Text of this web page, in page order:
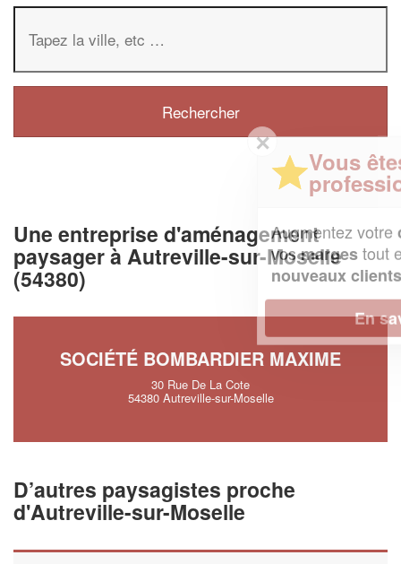
Une entreprise d'aménagement
paysager à Autreville-sur-Moselle
(54380)
SOCIÉTÉ BOMBARDIER MAXIME
30 Rue De La Cote
54380 Autreville-sur-Moselle
D’autres paysagistes proche
d'Autreville-sur-Moselle
✕
Vous êtes un
professionnel ?
Augmentez votrechiffre d'affaireset
vosmargestout en gagnant de
En savoir plus